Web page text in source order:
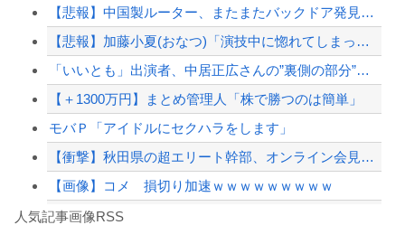
【恐怖】家族葬・一日葬なら安いという風潮、完全に嘘だった・・・・
日本の防衛白書、ついに青春アニメ化ｗｗｗ 国防を語る本なのに表紙が謎すぎる
【配信者】「金バエ」のSNS更新が1週間途絶え、様々な憶測が飛び交う。1週間ぶり...
Powered by livedoor 相互RSS
【悲報】中国製ルーター、またまたバックドア発見ｗｗｗｗｗｗｗ
【悲報】加藤小夏(おなつ)「演技中に惚れてしまった俳優がいる」 （※動画あり）
「いいとも」出演者、中居正広さんの”裏側の部分”を暴露
【＋1300万円】まとめ管理人「株で勝つのは簡単」
モバＰ「アイドルにセクハラをします」
【衝撃】秋田県の超エリート幹部、オンライン会見に「バスローブ姿＋タバコ」で登場し...
【画像】コメ 損切り加速ｗｗｗｗｗｗｗｗｗ
人気記事画像RSS